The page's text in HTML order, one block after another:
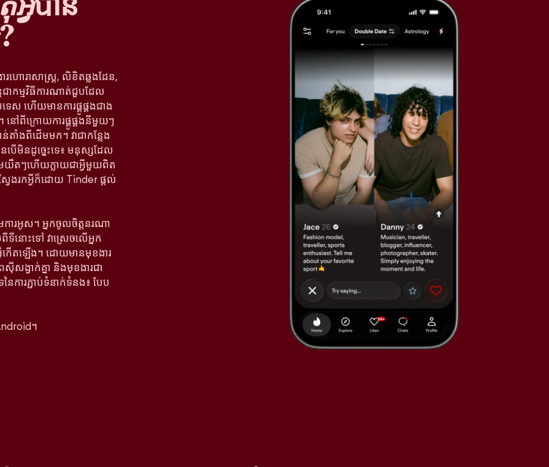
ហោរាសាស្ត្រ, លិខិតឆ្លងដែន,
ាកម្មវិធីការណាត់ជួបដែល
ស ហើយមានការផ្គូផ្គងជាង
នៅពីក្រោយការផ្គូផ្គងនីមួយៗ
ាំងពីដើមមក។ វាជាកន្លែង
ើមិនដូច្នេះទេ៖ មនុស្សដែល
មយឺតៗហើយក្លាយជាអ្វីមួយពិត
ែងរកអ្វីក៏ដោយ Tinder ផ្តល់
ារអូស។ អ្នកចូលចិត្តនរណា
ទីនោះទៅ វាស្រេចលើអ្នក
កើតឡើង។ ដោយមានមុខងារ
សង្វាក់គ្នា និងមុខងារជា
ៃការភ្ជាប់ទំនាក់ទំនង៖ បែប
។